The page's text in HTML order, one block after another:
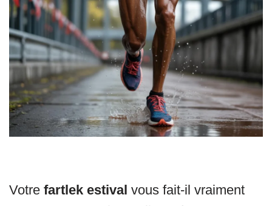
Votre fartlek estival vous fait-il vraiment